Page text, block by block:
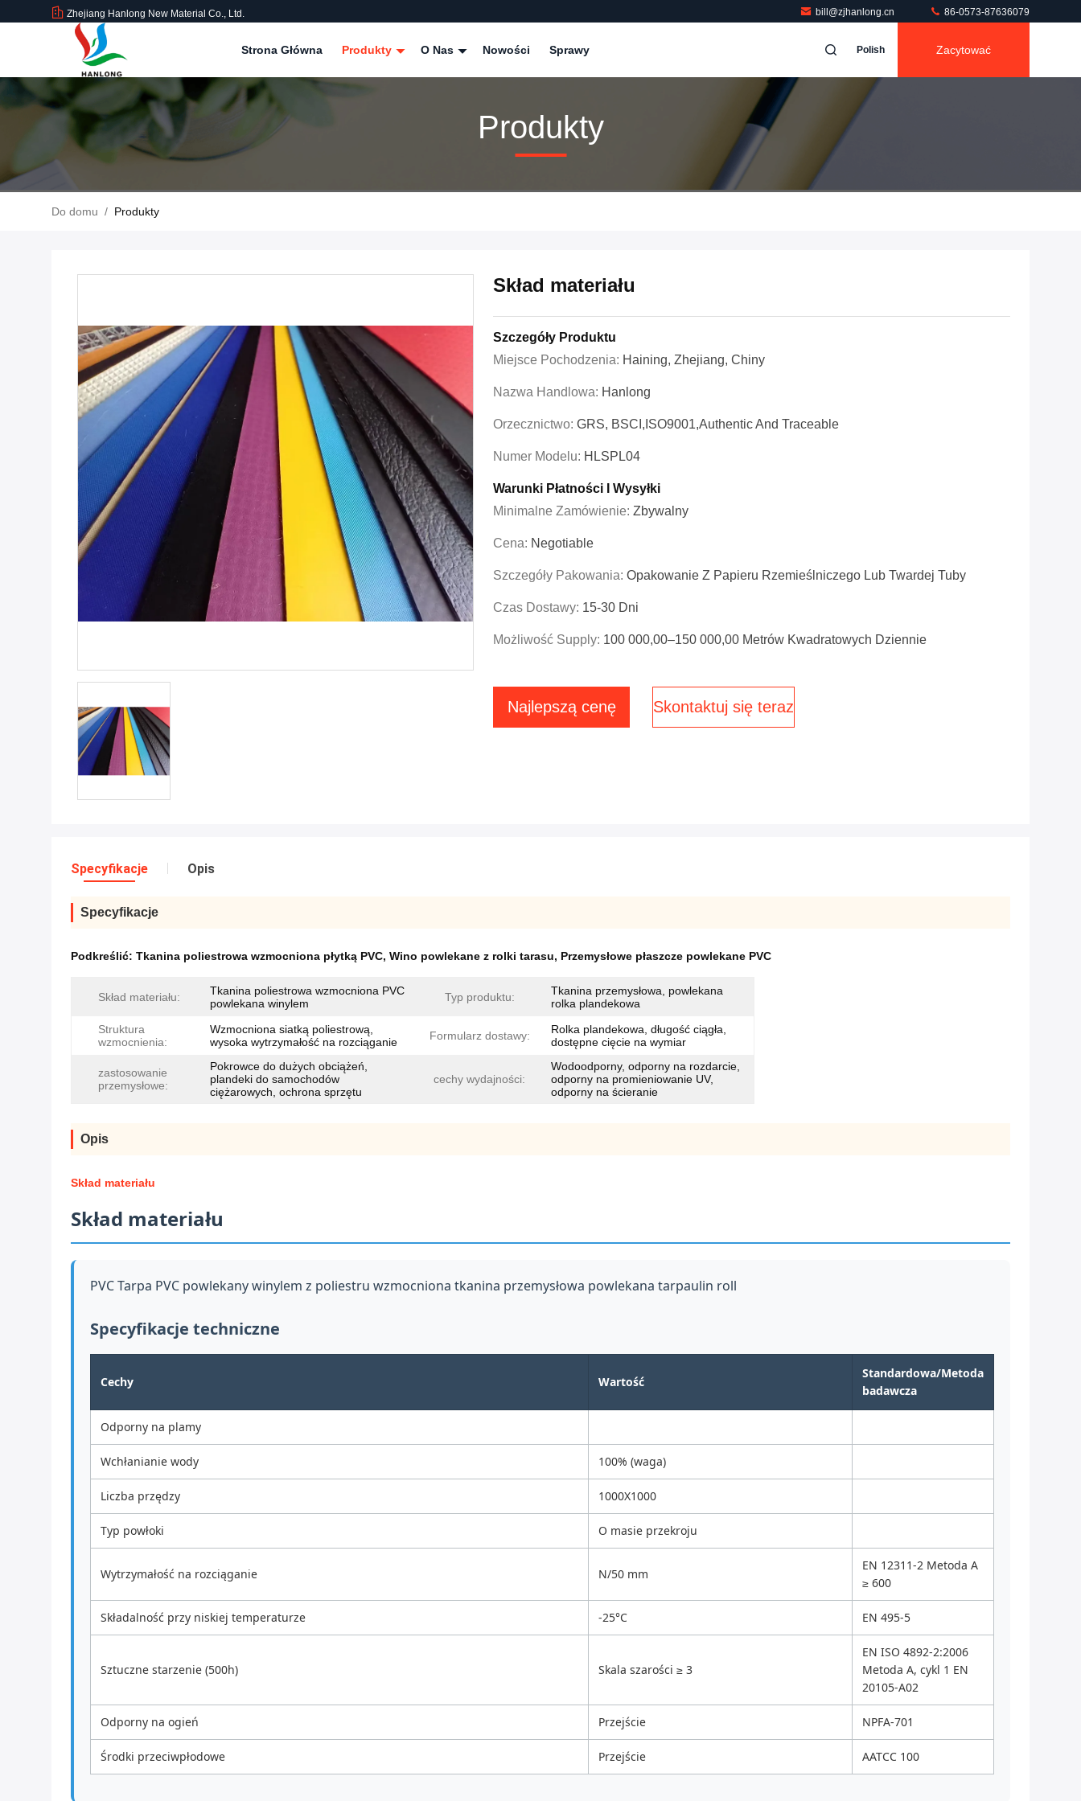
Zhejiang Hanlong New Material Co., Ltd. bill@zjhanlong.cn 86-0573-87636079
Strona Główna Produkty O Nas Nowości Sprawy Polish Zacytować
Produkty
Do domu / Produkty
Skład materiału
Szczegóły Produktu
Miejsce Pochodzenia: Haining, Zhejiang, Chiny
Nazwa Handlowa: Hanlong
Orzecznictwo: GRS, BSCI,ISO9001,Authentic And Traceable
Numer Modelu: HLSPL04
Warunki Płatności I Wysyłki
Minimalne Zamówienie: Zbywalny
Cena: Negotiable
Szczegóły Pakowania: Opakowanie Z Papieru Rzemieślniczego Lub Twardej Tuby
Czas Dostawy: 15-30 Dni
Możliwość Supply: 100 000,00–150 000,00 Metrów Kwadratowych Dziennie
Najlepszą cenę Skontaktuj się teraz
Specyfikacje Opis
Specyfikacje
Podkreślić: Tkanina poliestrowa wzmocniona płytką PVC, Wino powlekane z rolki tarasu, Przemysłowe płaszcze powlekane PVC
Skład materiału:
Tkanina poliestrowa wzmocniona PVC
powlekana winylem
Typ produktu:
Tkanina przemysłowa, powlekana
rolka plandekowa
Struktura
wzmocnienia:
Wzmocniona siatką poliestrową,
wysoka wytrzymałość na rozciąganie
Formularz dostawy:
Rolka plandekowa, długość ciągła,
dostępne cięcie na wymiar
zastosowanie
przemysłowe:
Pokrowce do dużych obciążeń,
plandeki do samochodów
ciężarowych, ochrona sprzętu
cechy wydajności:
Wodoodporny, odporny na rozdarcie,
odporny na promieniowanie UV,
odporny na ścieranie
Opis
Skład materiału
Skład materiału
PVC Tarpa PVC powlekany winylem z poliestru wzmocniona tkanina przemysłowa powlekana tarpaulin roll
Specyfikacje techniczne
Cechy Wartość
Standardowa/Metoda
badawcza
Odporny na plamy
Wchłanianie wody 100% (waga)
Liczba przędzy 1000X1000
Typ powłoki O masie przekroju
Wytrzymałość na rozciąganie N/50 mm
EN 12311-2 Metoda A
≥ 600
Składalność przy niskiej temperaturze -25°C EN 495-5
Sztuczne starzenie (500h) Skala szarości ≥ 3
EN ISO 4892-2:2006
Metoda A, cykl 1 EN
20105-A02
Odporny na ogień Przejście NPFA-701
Środki przeciwpłodowe Przejście AATCC 100